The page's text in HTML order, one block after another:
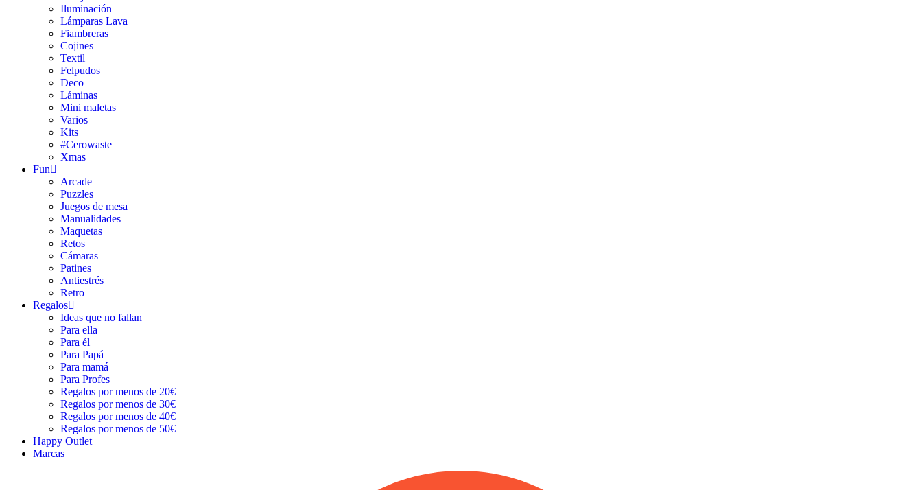
Iluminación
Lámparas Lava
Fiambreras
Cojines
Textil
Felpudos
Deco
Láminas
Mini maletas
Varios
Kits
#Cerowaste
Xmas
Fun
Arcade
Puzzles
Juegos de mesa
Manualidades
Maquetas
Retos
Cámaras
Patines
Antiestrés
Retro
Regalos
Ideas que no fallan
Para ella
Para él
Para Papá
Para mamá
Para Profes
Regalos por menos de 20€
Regalos por menos de 30€
Regalos por menos de 40€
Regalos por menos de 50€
Happy Outlet
Marcas